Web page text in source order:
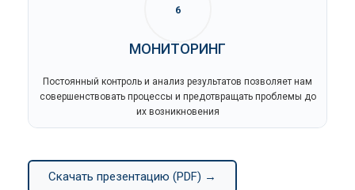
6
МОНИТОРИНГ
Постоянный контроль и анализ результатов позволяет нам
совершенствовать процессы и предотвращать проблемы до
их возникновения
Скачать презентацию (PDF) →